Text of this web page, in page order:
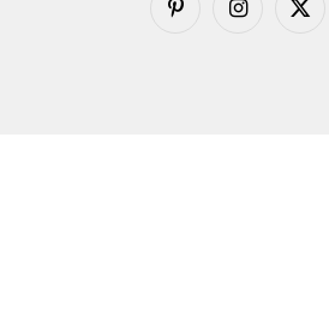
X
الانستغرامبينتيريست